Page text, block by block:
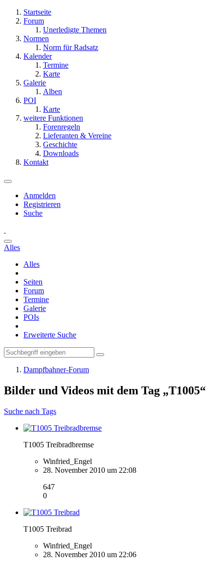
Startseite
Forum
Unerledigte Themen
Normen
Norm für Radsatz
Kalender
Termine
Karte
Galerie
Alben
POI
Karte
weitere Funktionen
Forenregeln
Lieferanten & Vereine
Geschichte
Downloads
Kontakt
Anmelden
Registrieren
Suche
Alles
Alles
Seiten
Forum
Termine
Galerie
POIs
Erweiterte Suche
Dampfbahner-Forum
Bilder und Videos mit dem Tag „T1005“
Suche nach Tags
T1005 Treibradbremse
Winfried_Engel
28. November 2010 um 22:08
647
0
T1005 Treibrad
Winfried_Engel
28. November 2010 um 22:06